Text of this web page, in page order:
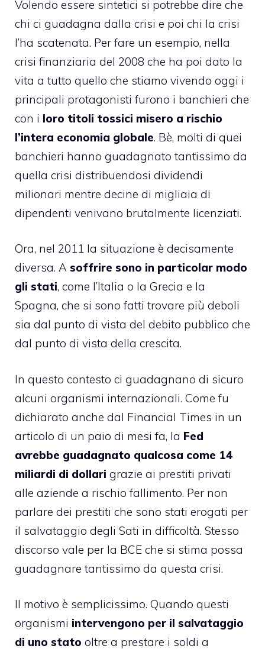
Volendo essere sintetici si potrebbe dire che
chi ci guadagna dalla crisi e poi chi la crisi
l’ha scatenata. Per fare un esempio, nella
crisi finanziaria del 2008 che ha poi dato la
vita a tutto quello che stiamo vivendo oggi i
principali protagonisti furono i banchieri che
con i loro titoli tossici misero a rischio
l’intera economia globale. Bè, molti di quei
banchieri hanno guadagnato tantissimo da
quella crisi distribuendosi dividendi
milionari mentre decine di migliaia di
dipendenti venivano brutalmente licenziati.
Ora, nel 2011 la situazione è decisamente
diversa. A soffrire sono in particolar modo
gli stati, come l’Italia o la Grecia e la
Spagna, che si sono fatti trovare più deboli
sia dal punto di vista del debito pubblico che
dal punto di vista della crescita.
In questo contesto ci guadagnano di sicuro
alcuni organismi internazionali. Come fu
dichiarato anche dal Financial Times in un
articolo di un paio di mesi fa, la Fed
avrebbe guadagnato qualcosa come 14
miliardi di dollari grazie ai prestiti privati
alle aziende a rischio fallimento. Per non
parlare dei prestiti che sono stati erogati per
il salvataggio degli Sati in difficoltà. Stesso
discorso vale per la BCE che si stima possa
guadagnare tantissimo da questa crisi.
Il motivo è semplicissimo. Quando questi
organismi intervengono per il salvataggio
di uno stato oltre a prestare i soldi a